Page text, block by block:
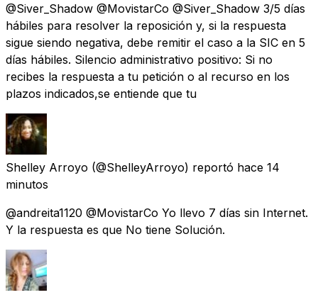
@Siver_Shadow @MovistarCo @Siver_Shadow 3/5 días
hábiles para resolver la reposición y, si la respuesta
sigue siendo negativa, debe remitir el caso a la SIC en 5
días hábiles. Silencio administrativo positivo: Si no
recibes la respuesta a tu petición o al recurso en los
plazos indicados,se entiende que tu
Shelley Arroyo (@ShelleyArroyo) reportó hace 14
minutos
@andreita1120 @MovistarCo Yo llevo 7 días sin Internet.
Y la respuesta es que No tiene Solución.